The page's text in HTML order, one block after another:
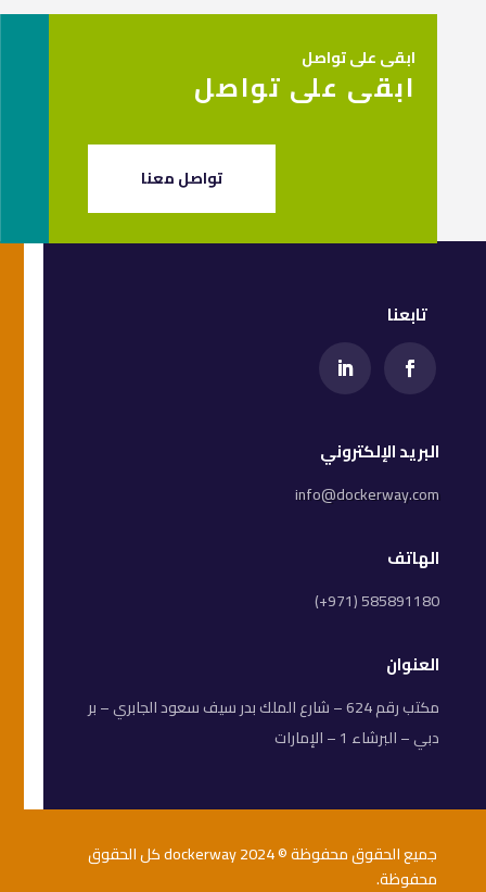
ابقى على تواصل
ابقى على تواصل
تواصل معنا
تابعنا
البريد الإلكتروني
info@dockerway.com
الهاتف
(+971) 585891180
العنوان
مكتب رقم 624 – شارع الملك بدر سيف سعود الجابري – بر
دبي – البرشاء 1 – الإمارات
جميع الحقوق محفوظة © 2024 dockerway كل الحقوق
محفوظة.